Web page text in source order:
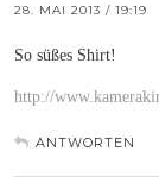
28. MAI 2013 / 19:19
So süßes Shirt!
http://
ANTWORTEN